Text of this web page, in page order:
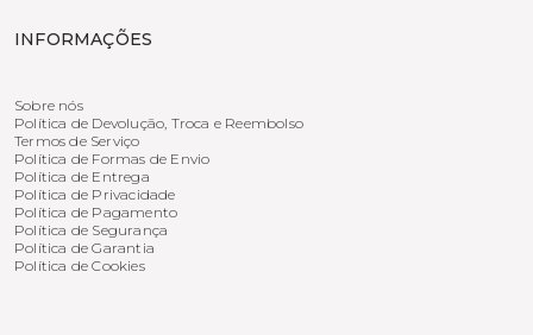
INFORMAÇÕES
Sobre nós
Política de Devolução, Troca e Reembolso
Termos de Serviço
Política de Formas de Envio
Política de Entrega
Política de Privacidade
Política de Pagamento
Política de Segurança
Política de Garantia
Política de Cookies